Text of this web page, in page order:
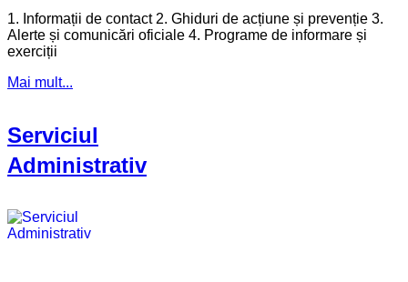
1. Informații de contact 2. Ghiduri de acțiune și prevenție 3.
Alerte și comunicări oficiale 4. Programe de informare și
exerciții
Mai mult...
Serviciul
Administrativ